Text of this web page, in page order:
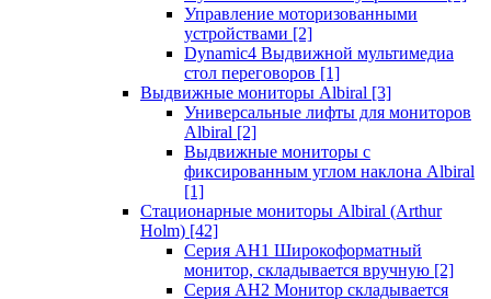
Управление моторизованными
устройствами [2]
Dynamic4 Выдвижной мультимедиа
стол переговоров [1]
Выдвижные мониторы Albiral [3]
Универсальные лифты для мониторов
Albiral [2]
Выдвижные мониторы с
фиксированным углом наклона Albiral
[1]
Стационарные мониторы Albiral (Arthur
Holm) [42]
Серия AH1 Широкоформатный
монитор, складывается вручную [2]
Серия AH2 Монитор складывается